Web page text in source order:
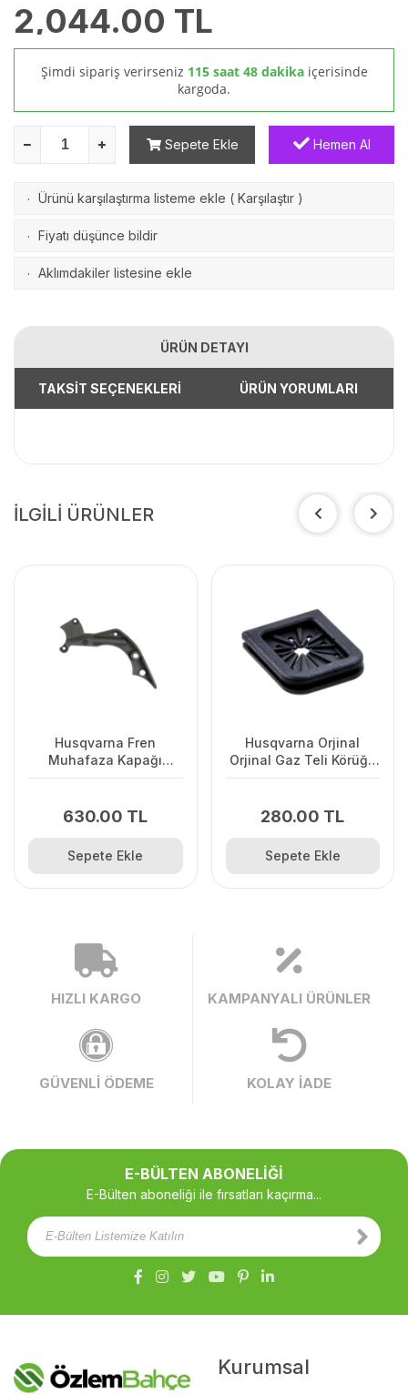
2,044.00 TL
Şimdi sipariş verirseniz 115 saat 48 dakika içerisinde
kargoda.
Sepete Ekle Hemen Al
· Ürünü karşılaştırma listeme ekle ( Karşılaştır )
· Fiyatı düşünce bildir
· Aklımdakiler listesine ekle
ÜRÜN DETAYI
TAKSİT SEÇENEKLERİ ÜRÜN YORUMLARI
İLGİLİ ÜRÜNLER
Husqvarna Fren
Muhafaza Kapağı
630.00 TL
Sepete Ekle
Husqvarna Orjinal
Orjinal Gaz Teli Körüğü
280.00 TL
Sepete Ekle
HIZLI KARGO KAMPANYALI ÜRÜNLER
GÜVENLİ ÖDEME KOLAY İADE
E-BÜLTEN ABONELİĞİ
E-Bülten aboneliği ile fırsatları kaçırma...
Kurumsal